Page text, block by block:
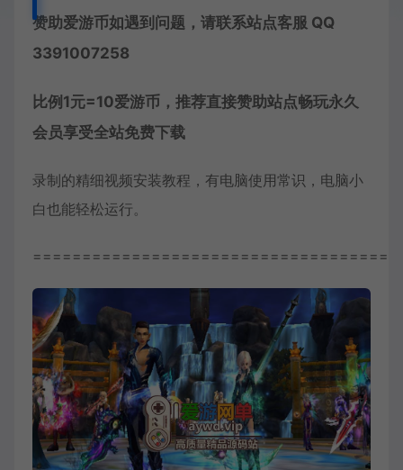
赞助爱游币如遇到问题，请联系站点客服 QQ
3391007258
比例1元=10爱游币，推荐直接赞助站点畅玩永久
会员享受全站免费下载
录制的精细视频安装教程，有电脑使用常识，电脑小
白也能轻松运行。